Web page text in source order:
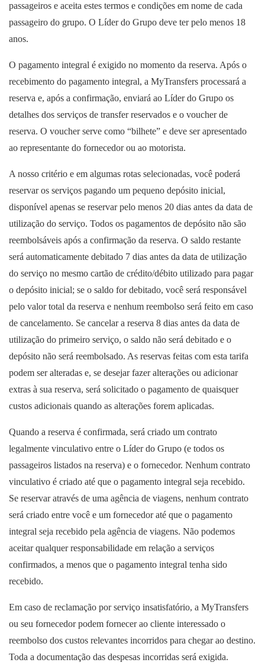
passageiros e aceita estes termos e condições em nome de cada
passageiro do grupo. O Líder do Grupo deve ter pelo menos 18
anos.
O pagamento integral é exigido no momento da reserva. Após o
recebimento do pagamento integral, a MyTransfers processará a
reserva e, após a confirmação, enviará ao Líder do Grupo os
detalhes dos serviços de transfer reservados e o voucher de
reserva. O voucher serve como “bilhete” e deve ser apresentado
ao representante do fornecedor ou ao motorista.
A nosso critério e em algumas rotas selecionadas, você poderá
reservar os serviços pagando um pequeno depósito inicial,
disponível apenas se reservar pelo menos 20 dias antes da data de
utilização do serviço. Todos os pagamentos de depósito não são
reembolsáveis após a confirmação da reserva. O saldo restante
será automaticamente debitado 7 dias antes da data de utilização
do serviço no mesmo cartão de crédito/débito utilizado para pagar
o depósito inicial; se o saldo for debitado, você será responsável
pelo valor total da reserva e nenhum reembolso será feito em caso
de cancelamento. Se cancelar a reserva 8 dias antes da data de
utilização do primeiro serviço, o saldo não será debitado e o
depósito não será reembolsado. As reservas feitas com esta tarifa
podem ser alteradas e, se desejar fazer alterações ou adicionar
extras à sua reserva, será solicitado o pagamento de quaisquer
custos adicionais quando as alterações forem aplicadas.
Quando a reserva é confirmada, será criado um contrato
legalmente vinculativo entre o Líder do Grupo (e todos os
passageiros listados na reserva) e o fornecedor. Nenhum contrato
vinculativo é criado até que o pagamento integral seja recebido.
Se reservar através de uma agência de viagens, nenhum contrato
será criado entre você e um fornecedor até que o pagamento
integral seja recebido pela agência de viagens. Não podemos
aceitar qualquer responsabilidade em relação a serviços
confirmados, a menos que o pagamento integral tenha sido
recebido.
Em caso de reclamação por serviço insatisfatório, a MyTransfers
ou seu fornecedor podem fornecer ao cliente interessado o
reembolso dos custos relevantes incorridos para chegar ao destino.
Toda a documentação das despesas incorridas será exigida.